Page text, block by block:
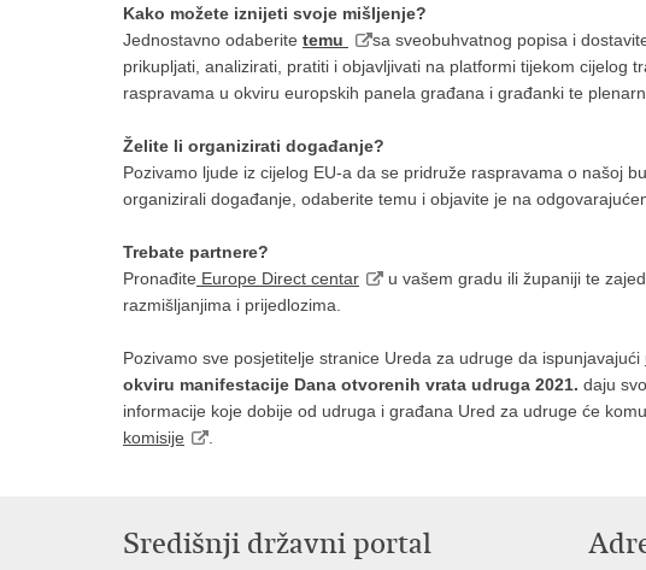
Kako možete iznijeti svoje mišljenje?
Jednostavno odaberite temu
sa sveobuhvatnog popisa i
prikupljati, analizirati, pratiti i objavljivati na platformi tijekom cijelog
raspravama u okviru europskih panela građana i građanki te
Želite li organizirati događanje?
Pozivamo ljude iz cijelog EU-a da se pridruže raspravama o našoj
organizirali događanje, odaberite temu i objavite je na
Trebate partnere?
Pronađite Europe Direct centar
u vašem gradu ili županiji te
razmišljanjima i prijedlozima.
Pozivamo sve posjetitelje stranice Ureda za udruge da ispunjavajući
okviru manifestacije Dana otvorenih vrata udruga 2021. daju
informacije koje dobije od udruga i građana Ured za udruge će
komisije
.
Središnji državni portal